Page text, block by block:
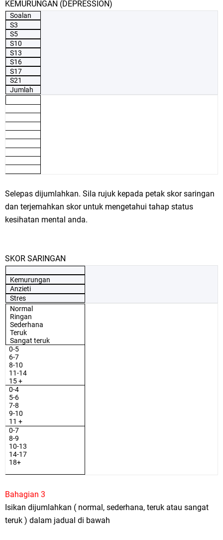
KEMURUNGAN (DEPRESSION)
Soalan
S3
S5
S10
S13
S16
S17
S21
Jumlah
Selepas dijumlahkan. Sila rujuk kepada petak skor saringan
dan terjemahkan skor untuk mengetahui tahap status
kesihatan mental anda.
SKOR SARINGAN
Kemurungan
Anzieti
Stres
Normal
Ringan
Sederhana
Teruk
Sangat teruk
0-5
6-7
8-10
11-14
15 +
0-4
5-6
7-8
9-10
11 +
0-7
8-9
10-13
14-17
18+
Bahagian 3
Isikan dijumlahkan ( normal, sederhana, teruk atau sangat
teruk ) dalam jadual di bawah